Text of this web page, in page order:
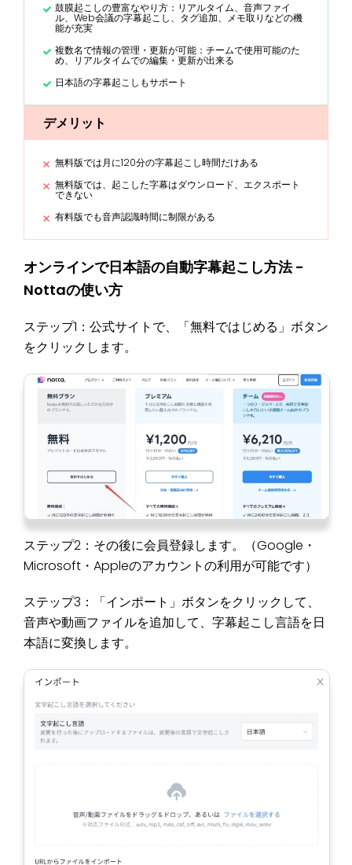
鼓膜起こしの豊富なやり方：リアルタイム、音声ファイ
ル、Web会議の字幕起こし、タグ追加、メモ取りなどの機
能が充実
複数名で情報の管理・更新が可能：チームで使用可能のた
め、リアルタイムでの編集・更新が出来る
日本語の字幕起こしもサポート
デメリット
無料版では月に120分の字幕起こし時間だけある
無料版では、起こした字幕はダウンロード、エクスポート
できない
有料版でも音声認識時間に制限がある
オンラインで日本語の自動字幕起こし方法 -
Nottaの使い方
ステップ1：公式サイトで、「無料ではじめる」ボタン
をクリックします。
ステップ2：その後に会員登録します。（Google・
Microsoft・Appleのアカウントの利用が可能です）
ステップ3：「インポート」ボタンをクリックして、
音声や動画ファイルを追加して、字幕起こし言語を日
本語に変換します。